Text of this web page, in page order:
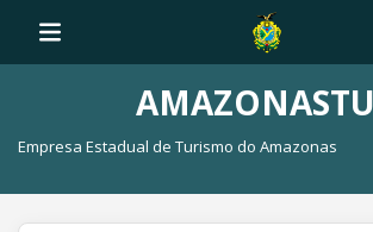
Empresa Estadual de Turismo do Amazonas